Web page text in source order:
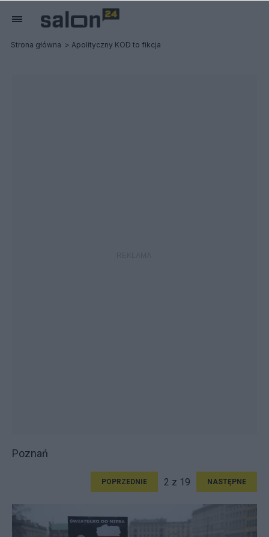
Strona główna Apolityczny KOD to fikcja
Poznań
POPRZEDNIE 2 z 19 NASTĘPNE